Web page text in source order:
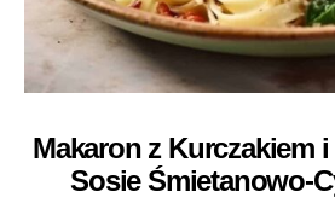
Makaron z Kurczakiem
Sosie Śmietanowo-